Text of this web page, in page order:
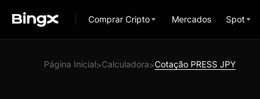
Comprar Cripto Mercados Spot
Página Inicial>Calculadora>Cotação PRESS JPY